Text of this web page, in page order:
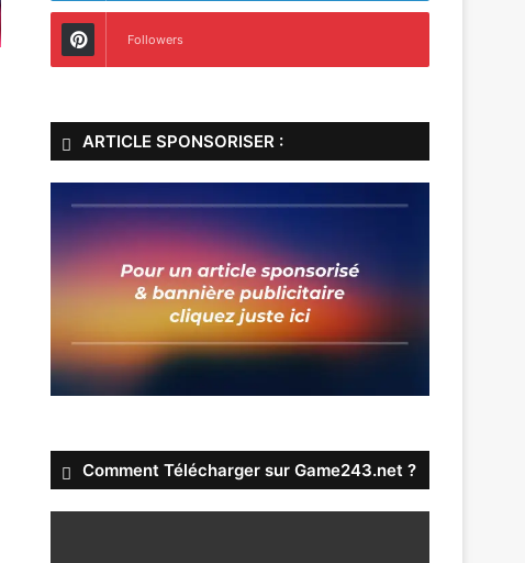
Followers
ARTICLE SPONSORISER :
Comment Télécharger sur Game243.net ?